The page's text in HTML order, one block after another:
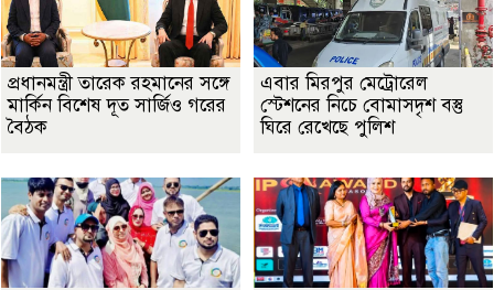
প্রধানমন্ত্রী তারেক রহমানের সঙ্গে
মার্কিন বিশেষ দূত সার্জিও গরের
বৈঠক
এবার মিরপুর মেট্রোরেল
স্টেশনের নিচে বোমাসদৃশ বস্তু
ঘিরে রেখেছে পুলিশ